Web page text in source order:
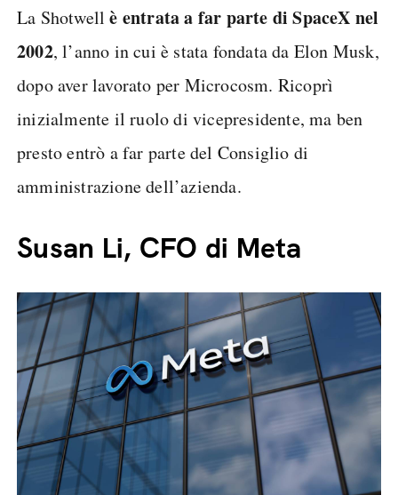
La Shotwellè entrata a far parte di SpaceX nel
2002, l’anno in cui è stata fondata da Elon Musk,
dopo aver lavorato per Microcosm. Ricoprì
inizialmente il ruolo di vicepresidente, ma ben
presto entrò a far parte del Consiglio di
amministrazione dell’azienda.
Susan Li, CFO di Meta